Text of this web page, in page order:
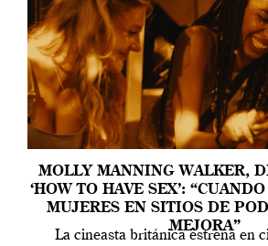
MOLLY MANNING WALKER,
‘HOW TO HAVE SEX’:
MUJERES EN SITIOS DE
MEJORA”
La cineasta británica estrena en